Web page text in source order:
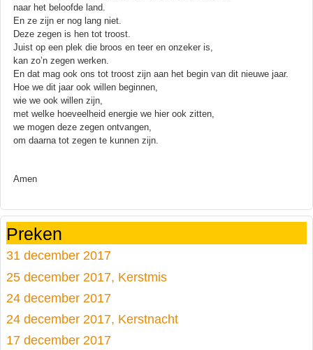
naar het beloofde land.
En ze zijn er nog lang niet.
Deze zegen is hen tot troost.
Juist op een plek die broos en teer en onzeker is,
kan zo’n zegen werken.
En dat mag ook ons tot troost zijn aan het begin van dit nieuwe jaar.
Hoe we dit jaar ook willen beginnen,
wie we ook willen zijn,
met welke hoeveelheid energie we hier ook zitten,
we mogen deze zegen ontvangen,
om daarna tot zegen te kunnen zijn.
Amen
Preken
31 december 2017
25 december 2017, Kerstmis
24 december 2017
24 december 2017, Kerstnacht
17 december 2017